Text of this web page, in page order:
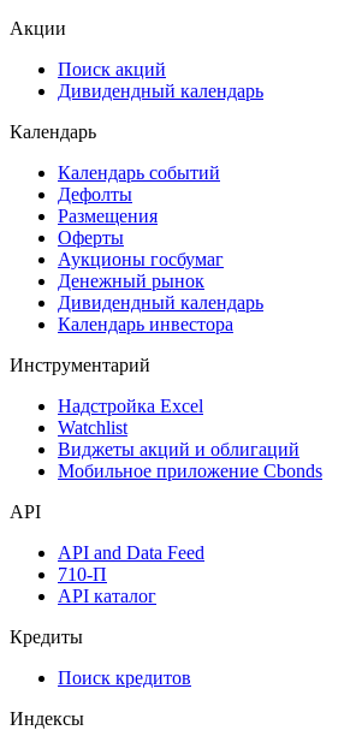
Акции
Поиск акций
Дивидендный календарь
Календарь
Календарь событий
Дефолты
Размещения
Оферты
Аукционы госбумаг
Денежный рынок
Дивидендный календарь
Календарь инвестора
Инструментарий
Надстройка Excel
Watchlist
Виджеты акций и облигаций
Мобильное приложение Cbonds
API
API and Data Feed
710-П
API каталог
Кредиты
Поиск кредитов
Индексы